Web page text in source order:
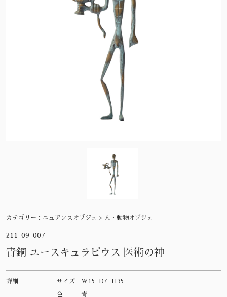
カテゴリー： ニュアンスオブジェ > 人・動物オブジェ
211-09-007
青銅 ユースキュラピウス 医術の神
詳細 サイズ W15 D7 H35
色 青